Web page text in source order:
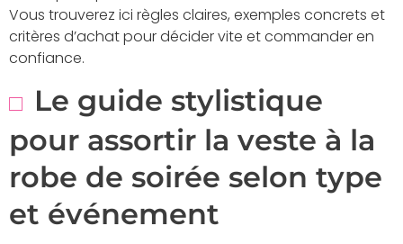
Vous trouverez ici règles claires, exemples concrets et
critères d’achat pour décider vite et commander en
confiance.
Le guide stylistique
pour assortir la veste à la
robe de soirée selon type
et événement